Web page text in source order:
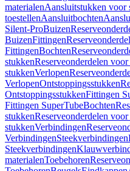
materialenAansluitstukken voor
toestellenAansluitbochten
Silent-ProBuizen
BuizenFittingen
FittingenBochten
stukkenReserveonderdelen
stukkenVerlopen
VerlopenOntstoppingsstukken
OntstoppingsstukkenFittingen
Fittingen SuperTubeBochten
stukkenReserveonderdelen
stukkenVerbindingen
VerbindingenSteekverbindingen
Steekverbindingen
materialenToebehoren